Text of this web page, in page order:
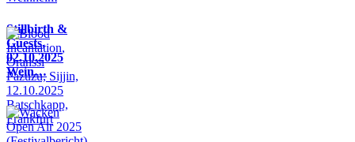
Stillbirth &
Guests,
02.10.2025
Wein…